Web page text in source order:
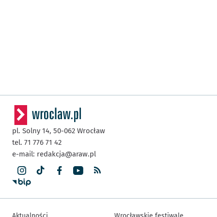
pl. Solny 14, 50-062 Wrocław
tel. 71 776 71 42
e-mail: redakcja@araw.pl